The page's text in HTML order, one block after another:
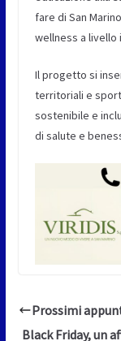
fare di San
wellness a livello
Il progetto si
territoriali e
sostenibile e
di salute e
Prossimi
Black Friday, un